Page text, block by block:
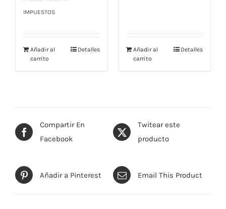
original
IMPUESTOS
Añadir al
carrito
Detalles
Añadir al
carrito
Detalles
Compartir En
Facebook
Twitear este
producto
Añadir a Pinterest Email This Product